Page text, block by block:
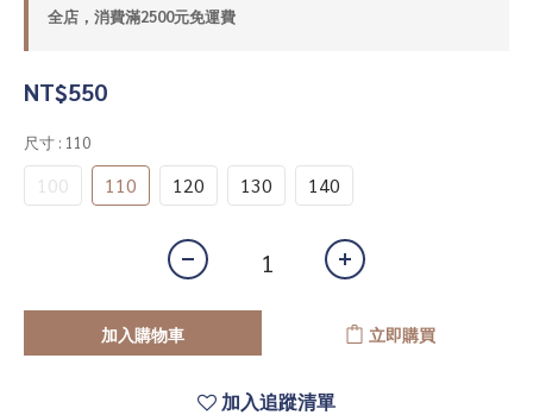
全店，消費滿2500元免運費
NT$550
尺寸 : 110
100 110 120 130 140
加入購物車 立即購買
加入追蹤清單